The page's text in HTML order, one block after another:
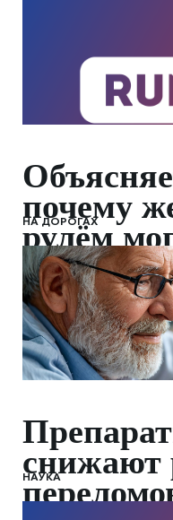
почему
рулём
НА ДОРОГАХ
снижают
НАУКА